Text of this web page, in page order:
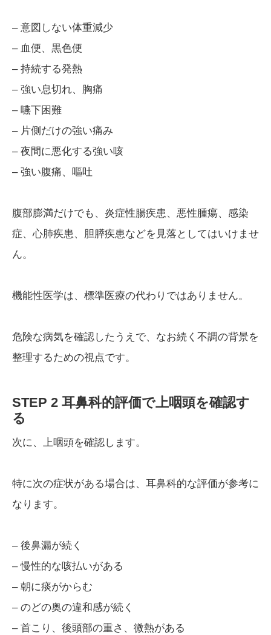
– 意図しない体重減少
– 血便、黒色便
– 持続する発熱
– 強い息切れ、胸痛
– 嚥下困難
– 片側だけの強い痛み
– 夜間に悪化する強い咳
– 強い腹痛、嘔吐
腹部膨満だけでも、炎症性腸疾患、悪性腫瘍、感染
症、心肺疾患、胆膵疾患などを見落としてはいけませ
ん。
機能性医学は、標準医療の代わりではありません。
危険な病気を確認したうえで、なお続く不調の背景を
整理するための視点です。
STEP 2 耳鼻科的評価で上咽頭を確認す
る
次に、上咽頭を確認します。
特に次の症状がある場合は、耳鼻科的な評価が参考に
なります。
– 後鼻漏が続く
– 慢性的な咳払いがある
– 朝に痰がからむ
– のどの奥の違和感が続く
– 首こり、後頭部の重さ、微熱がある